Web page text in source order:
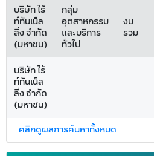
บริษัท ไร้
ท์ทันเน็ล
ลิ่ง จำกัด
(มหาชน)
กลุ่ม
อุตสาหกรรม
และบริการ
ทั่วไป
งบ
รวม
บริษัท ไร้
ท์ทันเน็ล
ลิ่ง จำกัด
(มหาชน)
คลิกดูผลการค้นหาทั้งหมด